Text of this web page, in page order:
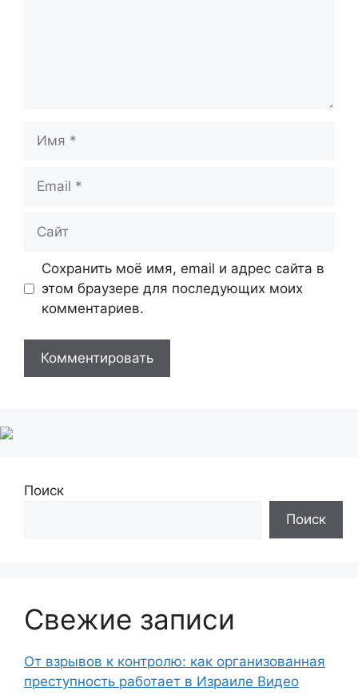
Имя
Email
Сайт
Сохранить моё имя, email и адрес сайта в
этом браузере для последующих моих
комментариев.
Поиск
Поиск
Свежие записи
От взрывов к контролю: как организованная
преступность работает в Израиле Видео